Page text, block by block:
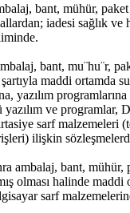
bant, mühür,
iadesi sağlık ve
bant, mu¨hu¨r,
şartıyla maddi ortamda
yazılım
yazılım ve
sarf malzemeleri
ilişkin
ambalaj, bant, mühür,
olması halinde maddi
sarf